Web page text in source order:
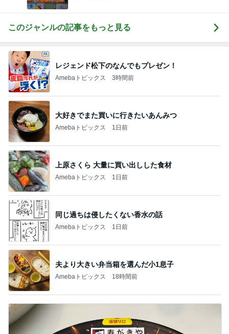
このジャンルの記事をもっと見る
レジェンド松下のなんでもプレゼン！
Amebaトピックス 3時間前
大好きでまた買いに行きたいあんみつ
Amebaトピックス 1日前
上原さくら 大量に買い出しした食材
Amebaトピックス 1日前
同じ過ちは侵したくない香水の話
Amebaトピックス 1日前
夫より大きい弁当箱を選んだ小1息子
Amebaトピックス 18時間前